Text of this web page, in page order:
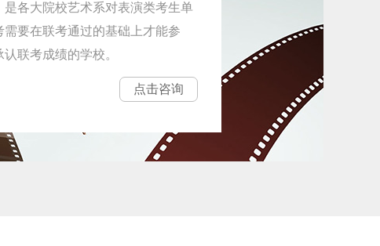
各大院校艺术系对表演类考生单
要在联考通过的基础上才能参
联考成绩的学校。
点击咨询